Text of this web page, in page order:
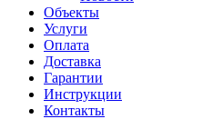
Объекты
Услуги
Оплата
Доставка
Гарантии
Инструкции
Контакты